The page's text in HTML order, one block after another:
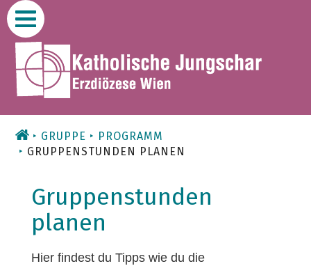
Zum
Inhalt
GRUPPE
PROGRAMM
GRUPPENSTUNDEN PLANEN
Gruppenstunden
planen
Hier findest du Tipps wie du die